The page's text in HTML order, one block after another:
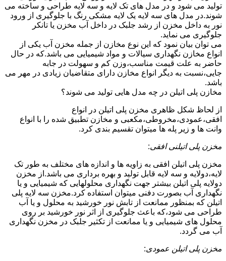
تولید می شود و در مدل های تک لایه و سه لایه طراحی و ساخته می
شوند.در مدل های سه لایه یک لایه مشکی رنگ با جلوگیری از ورود
نور به داخل مخزن از رشد جلبک در داخل آب مخزن یا تانکر
جلوگیری می نماید.
می توان بیان نمود که این نوع مخازن از جمله مخزن آب یکی از
انواع مخازن نگهداری سیالات و مواد شیمیایی می باشد.که در حال
حاضر به علت قیمت مناسب،وزن کم و سهولت در جابه
جایی،نسبت به دیگر انواع مخازن دارای متقاضیان زیادی در مهر می
باشد.
مخازن پلی اتیلن در چه مدل هایی تولید می شوند؟
از لحاظ شکل ظاهری مخزن پلی اتیلن در انواع
افقی،عمودی،مخروطی،مکعبی و مخازن تطبیق شده را با انواع
وانت ها و زیر پله ها میتوان تقسیم بندی کرد.
مخزن پلی اتیلنی افقی:
مخزن پلی اتیلن افقی به زاویه ها و اندازه های مختلف به طور تک
لایه،دولایه و سه لایه قابل تولید و بهره برداری می باشد.از مخزن
دولایه پلی اتیلن بیشتر جهت نگهداری محلولهایی که شیمیایی و یا
نگهداری آب بصورت دفنی میتوان استفاده کرد.مخزن سه لایه پلی
اتیلن که بمنظور ممانعت از تابش نور خورشید به محلول و یا آب
طراحی می شود،که باعث جلوگیری از اثر نور خورشید بر روی
محلول های شیمیایی و یا ممانعت از تکثیر جلبک در مخزن نگهداری
آب می گردد.
مخزن پلی اتیلن عمودی: